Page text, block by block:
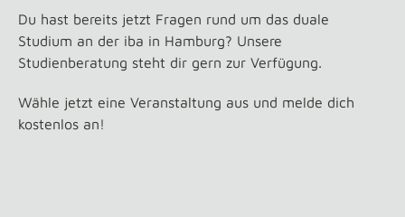
Du hast bereits jetzt Fragen rund um das duale
Studium an der iba in Hamburg? Unsere
Studienberatung steht dir gern zur Verfügung.
Wähle jetzt eine Veranstaltung aus und melde dich
kostenlos an!